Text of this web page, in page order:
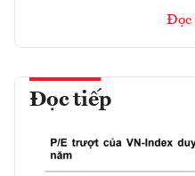
Đọc
Đọc tiếp